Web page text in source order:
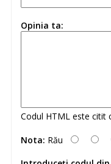
Opinia ta:
Codul HTML este citit
Nota: Rău